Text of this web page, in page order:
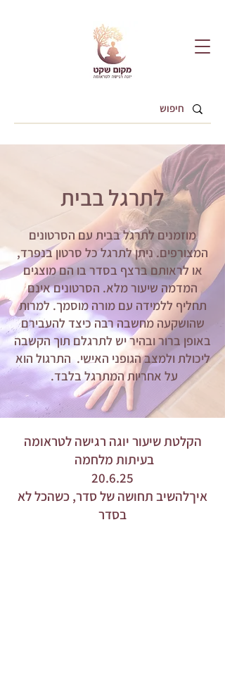
לתרגל בבית
מוזמנים לתרגל בבית עם הסרטונים
המצורפים. ניתן לתרגל כל סרטון בנפרד,
או לראותם ברצף בסדר בו הם מוצגים
המדמה שיעור מלא. הסרטונים אינם
תחליף ללמידה עם מורה מוסמך. למרות
שהושקעה מחשבה רבה כיצד להעבירם
באופן ברור ובהיר יש לתרגלם תוך הקשבה
ליכולת ולמצב הגופני האישי. התרגול הוא
על אחריות המתרגל בלבד.
הקלטת שיעור יוגה רגישה לטראומה
בעיתות מלחמה
20.6.25
איךלהשיב תחושה של סדר, כשהכל לא
בסדר